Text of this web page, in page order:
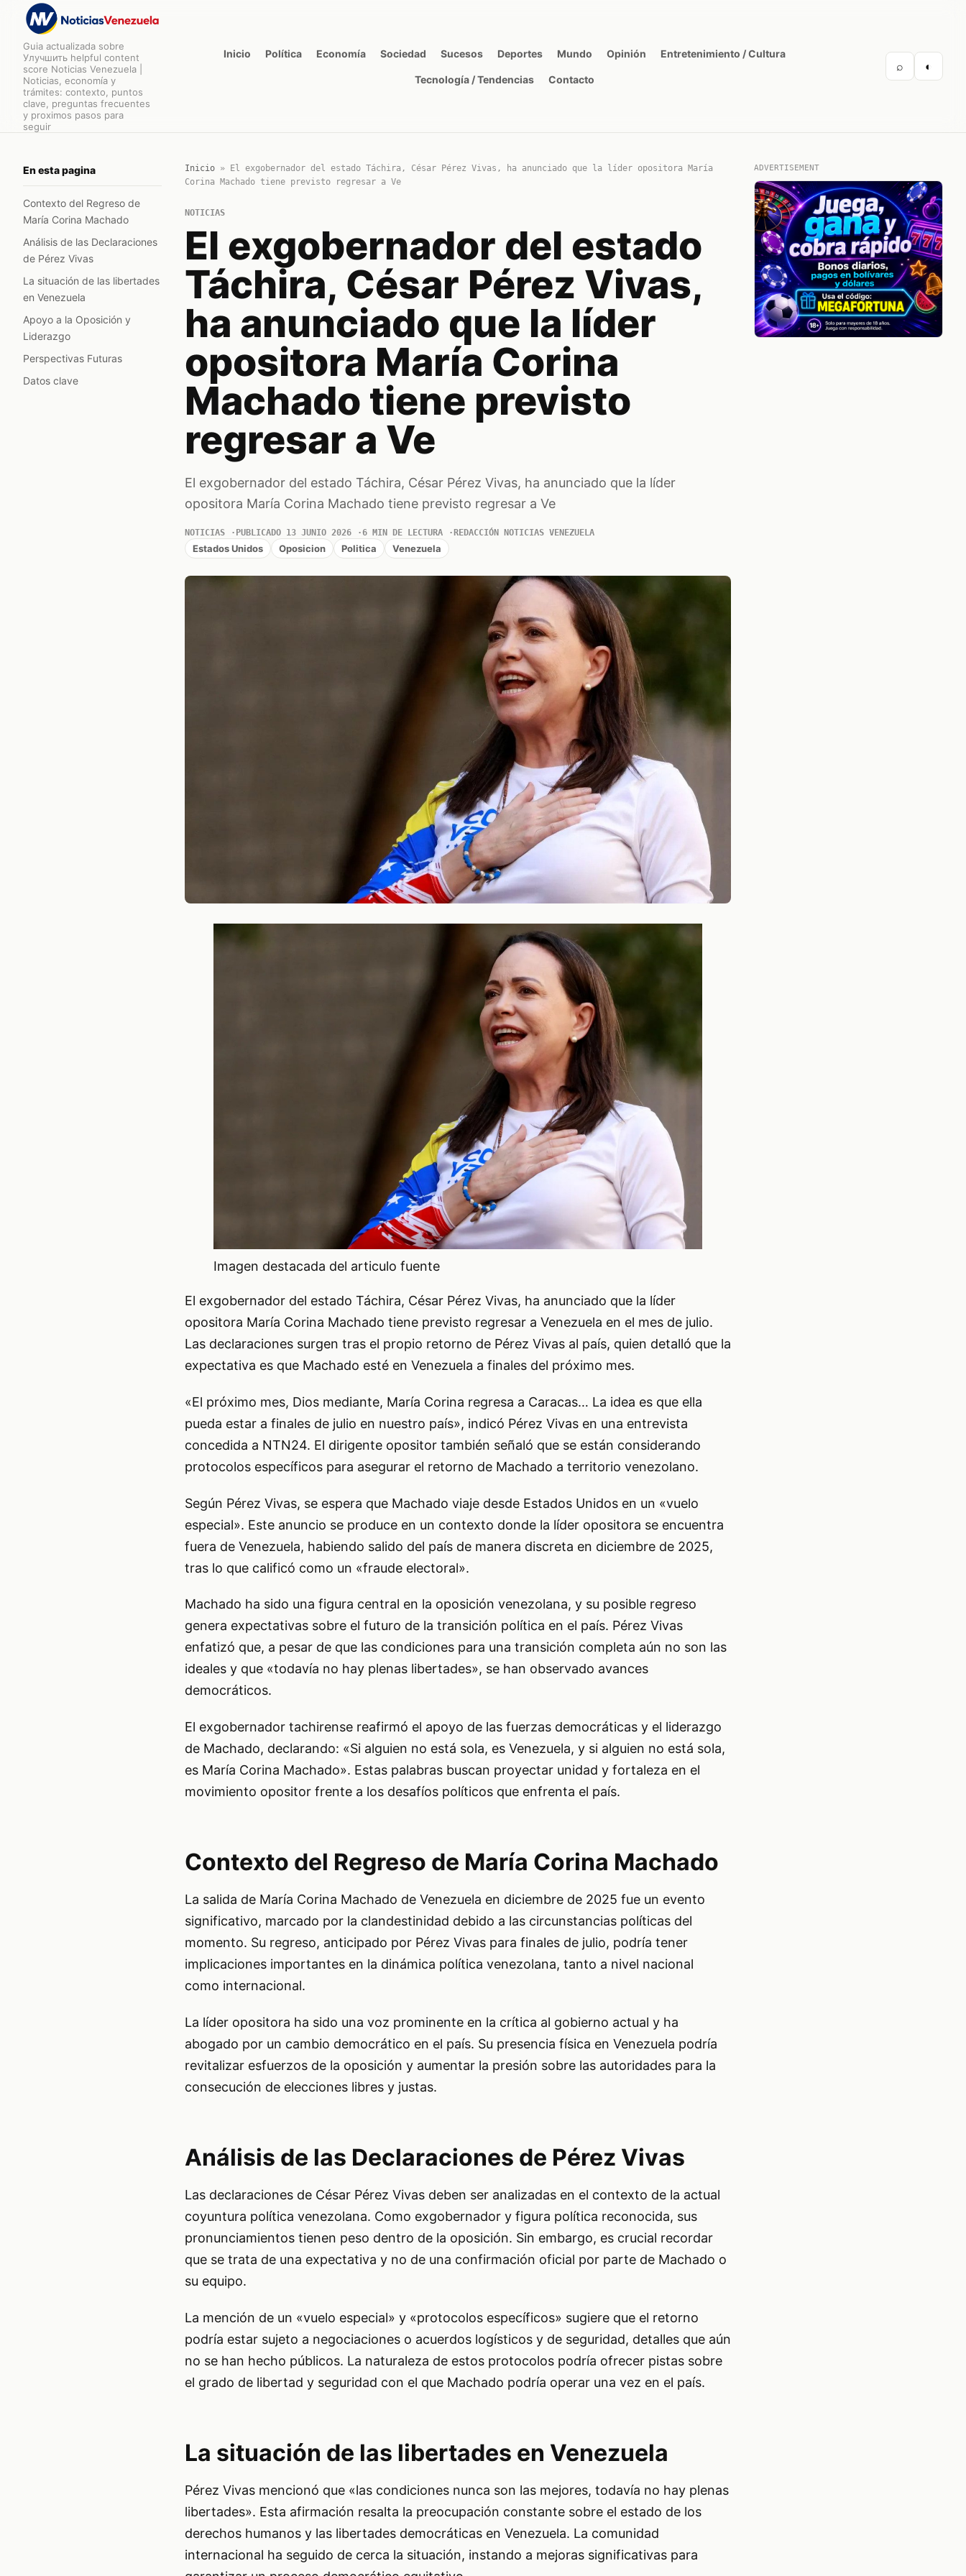
Guia actualizada sobre
Улучшить helpful content
score Noticias Venezuela |
Noticias, economía y
trámites: contexto, puntos
clave, preguntas frecuentes
y proximos pasos para
seguir
Inicio Política Economía Sociedad Sucesos Deportes Mundo Opinión Entretenimiento / Cultura
Tecnología / Tendencias Contacto
⌕ ◐
En esta pagina
Contexto del Regreso de
María Corina Machado
Análisis de las Declaraciones
de Pérez Vivas
La situación de las libertades
en Venezuela
Apoyo a la Oposición y
Liderazgo
Perspectivas Futuras
Datos clave
Inicio»
El exgobernador del estado Táchira, César Pérez Vivas, ha anunciado que la líder opositora María
Corina Machado tiene previsto regresar a Ve
NOTICIAS
El exgobernador del estado
Táchira, César Pérez Vivas,
ha anunciado que la líder
opositora María Corina
Machado tiene previsto
regresar a Ve
El exgobernador del estado Táchira, César Pérez Vivas, ha anunciado que la líder
opositora María Corina Machado tiene previsto regresar a Ve
NOTICIAS PUBLICADO 13 JUNIO 2026 6 MIN DE LECTURA REDACCIÓN NOTICIAS VENEZUELA
Estados Unidos Oposicion Politica Venezuela
Imagen destacada del articulo fuente
El exgobernador del estado Táchira, César Pérez Vivas, ha anunciado que la líder
opositora María Corina Machado tiene previsto regresar a Venezuela en el mes de julio.
Las declaraciones surgen tras el propio retorno de Pérez Vivas al país, quien detalló que la
expectativa es que Machado esté en Venezuela a finales del próximo mes.
«El próximo mes, Dios mediante, María Corina regresa a Caracas… La idea es que ella
pueda estar a finales de julio en nuestro país», indicó Pérez Vivas en una entrevista
concedida a NTN24. El dirigente opositor también señaló que se están considerando
protocolos específicos para asegurar el retorno de Machado a territorio venezolano.
Según Pérez Vivas, se espera que Machado viaje desde Estados Unidos en un «vuelo
especial». Este anuncio se produce en un contexto donde la líder opositora se encuentra
fuera de Venezuela, habiendo salido del país de manera discreta en diciembre de 2025,
tras lo que calificó como un «fraude electoral».
Machado ha sido una figura central en la oposición venezolana, y su posible regreso
genera expectativas sobre el futuro de la transición política en el país. Pérez Vivas
enfatizó que, a pesar de que las condiciones para una transición completa aún no son las
ideales y que «todavía no hay plenas libertades», se han observado avances
democráticos.
El exgobernador tachirense reafirmó el apoyo de las fuerzas democráticas y el liderazgo
de Machado, declarando: «Si alguien no está sola, es Venezuela, y si alguien no está sola,
es María Corina Machado». Estas palabras buscan proyectar unidad y fortaleza en el
movimiento opositor frente a los desafíos políticos que enfrenta el país.
Contexto del Regreso de María Corina Machado
La salida de María Corina Machado de Venezuela en diciembre de 2025 fue un evento
significativo, marcado por la clandestinidad debido a las circunstancias políticas del
momento. Su regreso, anticipado por Pérez Vivas para finales de julio, podría tener
implicaciones importantes en la dinámica política venezolana, tanto a nivel nacional
como internacional.
La líder opositora ha sido una voz prominente en la crítica al gobierno actual y ha
abogado por un cambio democrático en el país. Su presencia física en Venezuela podría
revitalizar esfuerzos de la oposición y aumentar la presión sobre las autoridades para la
consecución de elecciones libres y justas.
Análisis de las Declaraciones de Pérez Vivas
Las declaraciones de César Pérez Vivas deben ser analizadas en el contexto de la actual
coyuntura política venezolana. Como exgobernador y figura política reconocida, sus
pronunciamientos tienen peso dentro de la oposición. Sin embargo, es crucial recordar
que se trata de una expectativa y no de una confirmación oficial por parte de Machado o
su equipo.
La mención de un «vuelo especial» y «protocolos específicos» sugiere que el retorno
podría estar sujeto a negociaciones o acuerdos logísticos y de seguridad, detalles que aún
no se han hecho públicos. La naturaleza de estos protocolos podría ofrecer pistas sobre
el grado de libertad y seguridad con el que Machado podría operar una vez en el país.
La situación de las libertades en Venezuela
Pérez Vivas mencionó que «las condiciones nunca son las mejores, todavía no hay plenas
libertades». Esta afirmación resalta la preocupación constante sobre el estado de los
derechos humanos y las libertades democráticas en Venezuela. La comunidad
internacional ha seguido de cerca la situación, instando a mejoras significativas para
ADVERTISEMENT